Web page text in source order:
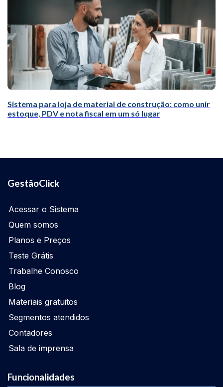
Sistema para loja de material de construção: como unir
estoque, PDV e nota fiscal em um só lugar
GestãoClick
Acessar o Sistema
Quem somos
Planos e Preços
Teste Grátis
Trabalhe Conosco
Blog
Materiais gratuitos
Segmentos atendidos
Contadores
Sala de imprensa
Funcionalidades